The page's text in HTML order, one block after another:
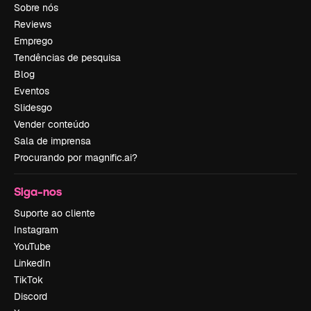
Sobre nós
Reviews
Emprego
Tendências de pesquisa
Blog
Eventos
Slidesgo
Vender conteúdo
Sala de imprensa
Procurando por magnific.ai?
Siga-nos
Suporte ao cliente
Instagram
YouTube
LinkedIn
TikTok
Discord